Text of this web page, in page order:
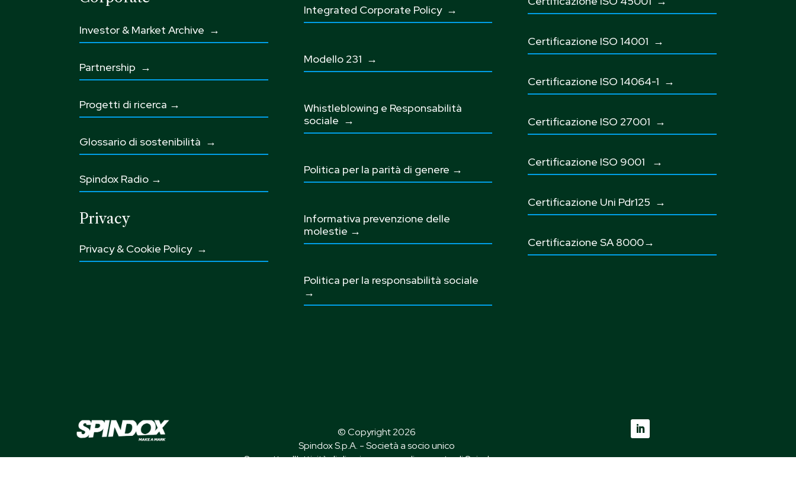
Investor & Market Archive →
Partnership →
Progetti di ricerca →
Glossario di sostenibilità →
Spindox Radio →
Privacy
Privacy & Cookie Policy →
Integrated Corporate Policy →
Modello 231 →
Whistleblowing e Responsabilità
sociale →
Politica per la parità di genere →
Informativa prevenzione delle
molestie →
Politica per la responsabilità sociale
→
Certificazione ISO 14001 →
Certificazione ISO 14064-1 →
Certificazione ISO 27001 →
Certificazione ISO 9001 →
Certificazione Uni Pdr125 →
Certificazione SA 8000→
© Copyright 2026
Spindox S.p.A. - Società a socio unico
Soggetta all’attività di direzione e coordinamento di Spindome